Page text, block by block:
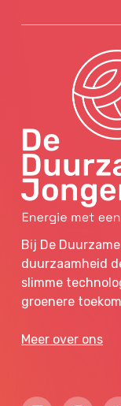
Bij De
duurzaamheid
slimme
groenere
Meer over ons